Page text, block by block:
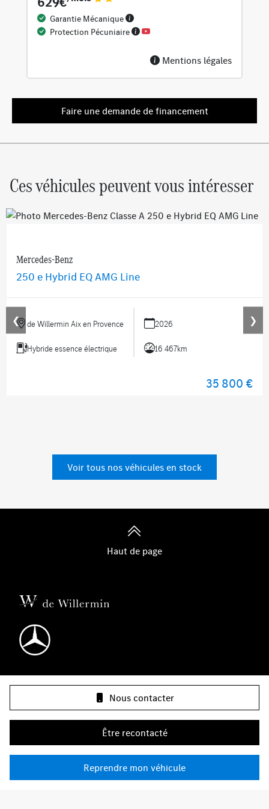
Nous contacter
Être recontacté
Reprendre mon véhicule
Pack Visibilité
Système de dépollution BlueTEC pour moteur diesel
avec réservoir d’AdBlue®
Garantie Mécanique
Protection Pécuniaire
Mentions légales
Faire une demande de financement
Ces véhicules peuvent vous intéresser
❮
Mercedes-Benz
250 e Hybrid EQ AMG Line
de Willermin Aix en Provence 2026
Hybride essence électrique 16 467km
35 800 €
❯
Voir tous nos véhicules en stock
Haut de page
Nos gammes
Infos & contact
Groupe de Willermin